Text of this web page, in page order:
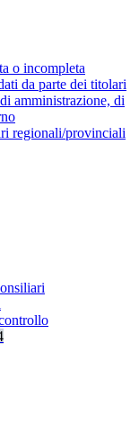
o incompleta
da parte dei titolari
amministrazione, di
regionali/provinciali